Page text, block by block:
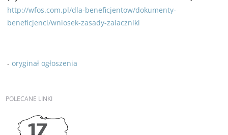
http://wfos.com.pl/dla-beneficjentow/dokumenty-
beneficjenci/wniosek-zasady-zalaczniki
- oryginał ogłoszenia
POLECANE LINKI